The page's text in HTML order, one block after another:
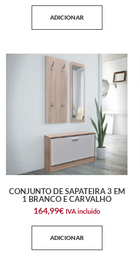
ADICIONAR
CONJUNTO DE SAPATEIRA 3 EM
1 BRANCO E CARVALHO
164,99€ IVA incluido
ADICIONAR